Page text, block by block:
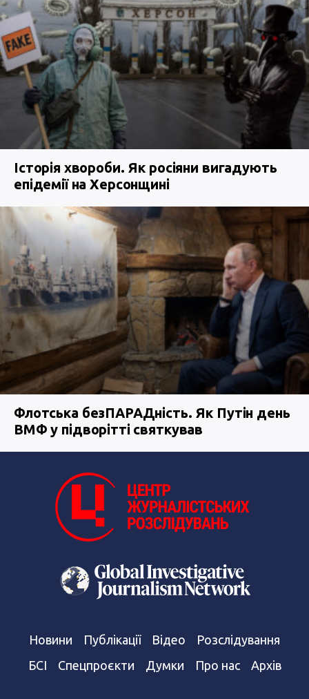
Історія хвороби. Як росіяни вигадують
епідемії на Херсонщині
Флотська безПАРАДність. Як Путін день
ВМФ у підворітті святкував
Новини Публікації Відео
Розслідування
БСІ
Спецпроєкти Думки Про нас Архів